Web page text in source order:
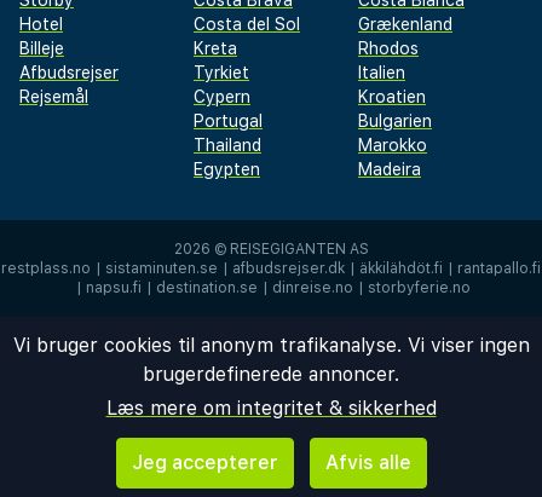
Hotel
Billeje
Afbudsrejser
Rejsemål
Costa del Sol
Grækenland
Kreta
Rhodos
Tyrkiet
Italien
Cypern
Kroatien
Portugal
Bulgarien
Thailand
Marokko
Egypten
Madeira
2026 © REISEGIGANTEN AS
restplass.no | sistaminuten.se | afbudsrejser.dk | äkkilähdöt.fi | rantapallo.fi
| napsu.fi | destination.se | dinreise.no | storbyferie.no
Vi bruger cookies til anonym trafikanalyse. Vi viser ingen
brugerdefinerede annoncer.
Læs mere om integritet & sikkerhed
Jeg accepterer Afvis alle